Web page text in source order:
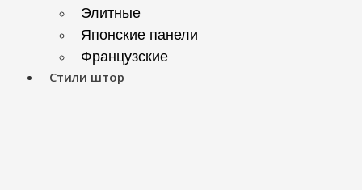
Элитные
Японские панели
Французские
Стили штор